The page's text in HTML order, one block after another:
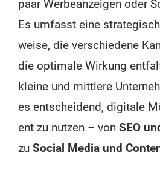
paar Wer­be­an­zei­gen oder
Es umfasst eine
wei­se, die ver­schie­de­ne
die opti­ma­le Wir­kung
klei­ne und mitt­le­re
es ent­schei­dend, digi­ta­le
ent zu nut­zen – von SEO
zu Social Media und